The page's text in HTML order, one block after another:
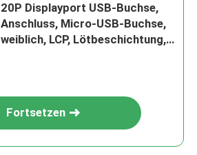
20P Displayport USB-Buchse,
Anschluss, Micro-USB-Buchse,
weiblich, LCP, Lötbeschichtung,
Fortsetzen